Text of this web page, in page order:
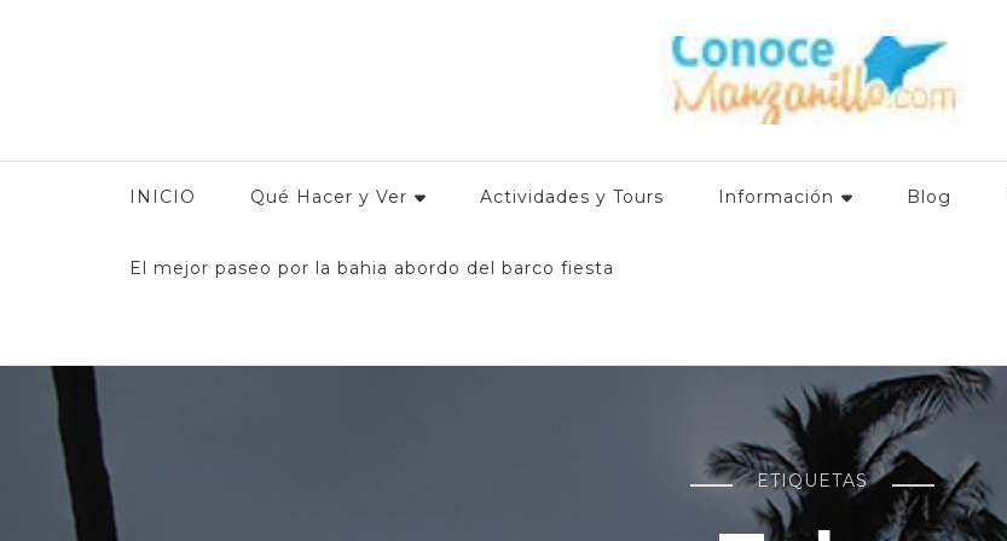
INICIO
Qué Hacer y Ver Actividades y Tours Información Blog
El mejor paseo por la bahia abordo del barco fiesta
ETIQUETAS